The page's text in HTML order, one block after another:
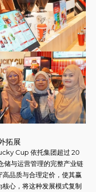
拓展
Cup 依托集团超过 20
储与运营管理的完整产业链
高品质与合理定价，使其赢
核心，将这种发展模式复制